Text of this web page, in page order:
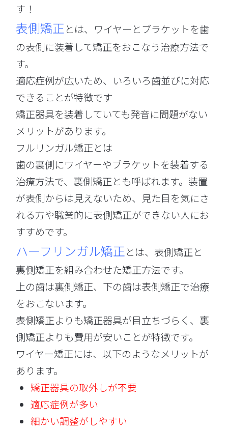
す！
表側矯正とは、ワイヤーとブラケットを歯
の表側に装着して矯正をおこなう治療方法で
す。
適応症例が広いため、いろいろ歯並びに対応
できることが特徴です
矯正器具を装着していても発音に問題がない
メリットがあります。
フルリンガル矯正とは
歯の裏側にワイヤーやブラケットを装着する
治療方法で、裏側矯正とも呼ばれます。装置
が表側からは見えないため、見た目を気にさ
れる方や職業的に表側矯正ができない人にお
すすめです。
ハーフリンガル矯正とは、表側矯正と
裏側矯正を組み合わせた矯正方法です。
上の歯は裏側矯正、下の歯は表側矯正で治療
をおこないます。
表側矯正よりも矯正器具が目立ちづらく、裏
側矯正よりも費用が安いことが特徴です。
ワイヤー矯正には、以下のようなメリットが
あります。
矯正器具の取外しが不要
適応症例が多い
細かい調整がしやすい